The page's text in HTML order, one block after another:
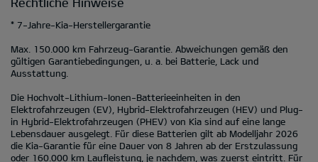
* 7-Jahre-Kia-Herstellergarantie
Max. 150.000 km Fahrzeug-Garantie. Abweichungen gemäß den
gültigen Garantiebedingungen, u. a. bei Batterie, Lack und
Ausstattung.
Die Hochvolt-Lithium-Ionen-Batterieeinheiten in den
Elektrofahrzeugen (EV), Hybrid-Elektrofahrzeugen (HEV) und Plug-
in Hybrid-Elektrofahrzeugen (PHEV) von Kia sind auf eine lange
Lebensdauer ausgelegt. Für diese Batterien gilt ab Modelljahr 2026
die Kia-Garantie für eine Dauer von 8 Jahren ab der Erstzulassung
oder 160.000 km Laufleistung, je nachdem, was zuerst eintritt. Für